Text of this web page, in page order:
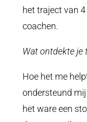
het traject van
coachen.
Wat ontdekte je
Hoe het me
ondersteund
het ware een